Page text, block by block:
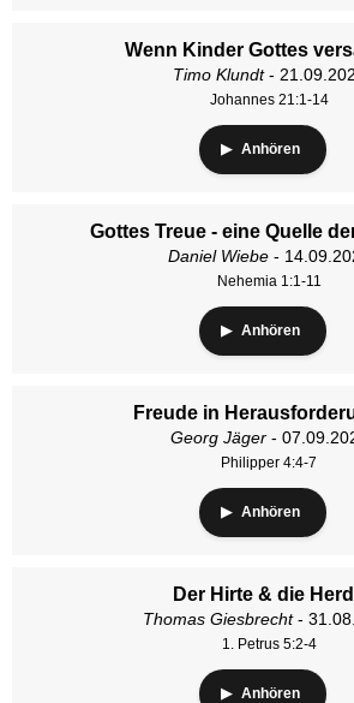
Wenn Kinder Gottes
Timo Klundt-
Johannes 21:1-14
Anhören
Gottes Treue - eine Quelle
Daniel Wiebe-
Nehemia 1:1-11
Anhören
Freude in
Georg Jäger-
Philipper 4:4-7
Anhören
Der Hirte & die
Thomas Giesbrecht-
1. Petrus 5:2-4
Anhören